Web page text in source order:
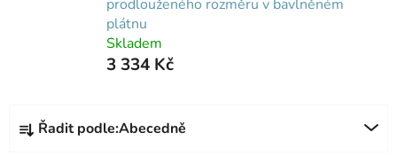
prodlouženého rozměru v bavlněném
plátnu
Skladem
3 334 Kč
Řadit podle:Abecedně